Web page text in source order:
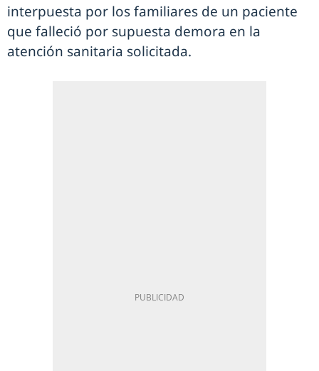
interpuesta por los familiares de un paciente
que falleció por supuesta demora en la
atención sanitaria solicitada.